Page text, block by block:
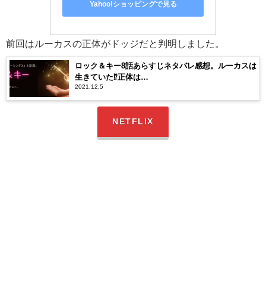
Yahoo!ショッピングで見る
前回はルーカスの正体がドッジだと判明しました。
ロック＆キー8話あらすじネタバレ感想。ルーカスは
生きていた⁉︎正体は…
2021.12.5
NETFLIX